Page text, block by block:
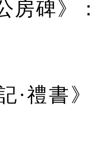
房碑》
·禮書